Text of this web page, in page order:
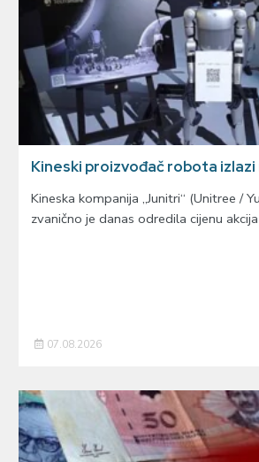
Kineski proizvođač robota izlazi
Kineska kompanija „Junitri“ (Unitree /
zvanično je danas odredila cijenu
07.08.2026